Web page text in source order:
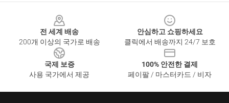
전 세계 배송
200개 이상의 국가로 배송
안심하고 쇼핑하세요
클릭에서 배송까지 24/7 보호
국제 보증
사용 국가에서 제공
100% 안전한 결제
페이팔 / 마스터카드 / 비자